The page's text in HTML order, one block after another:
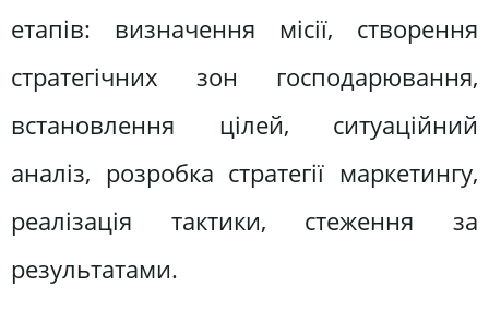
етапів: визначення місії, створення
стратегічних зон господарювання,
встановлення цілей, ситуаційний
аналіз, розробка стратегії маркетингу,
реалізація тактики, стеження за
результатами.